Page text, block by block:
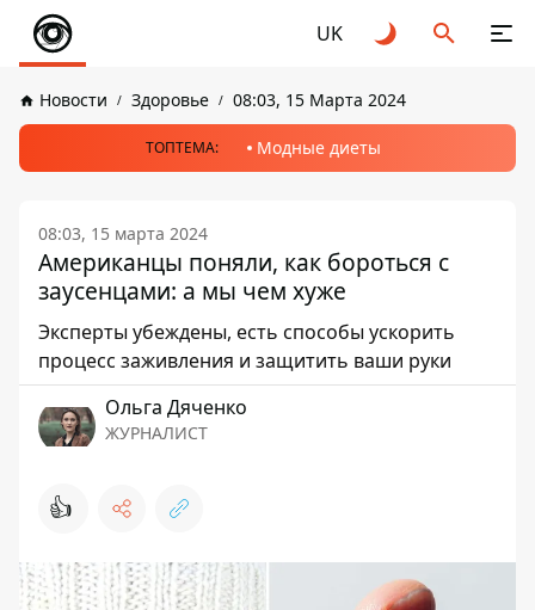
UK
Новости Здоровье 08:03, 15 Марта 2024
ТОПТЕМА: Модные диеты
08:03, 15 марта 2024
Американцы поняли, как бороться с
заусенцами: а мы чем хуже
Эксперты убеждены, есть способы ускорить
процесс заживления и защитить ваши руки
Ольга Дяченко
ЖУРНАЛИСТ
👍